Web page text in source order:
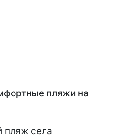
пляжи на
пляж села